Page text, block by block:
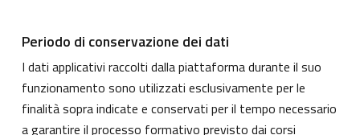
Periodo di conservazione dei dati
I dati applicativi raccolti dalla piattaforma durante il suo
funzionamento sono utilizzati esclusivamente per le
finalità sopra indicate e conservati per il tempo necessario
a garantire il processo formativo previsto dai corsi